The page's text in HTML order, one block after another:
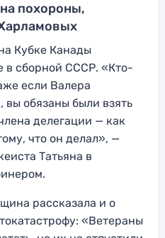
похороны,
Кубке Канады
в сборной СССР. «Кто-
если Валера
вы обязаны были взять
делегации — как
что он делал», —
Татьяна в
рассказала и о
«Ветераны